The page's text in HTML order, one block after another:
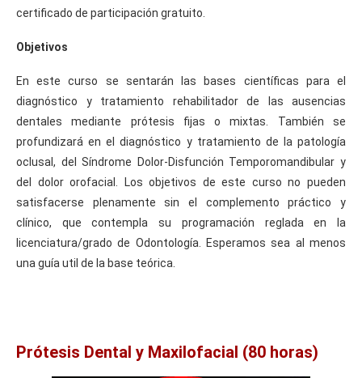
certificado de participación gratuito.
Objetivos
En este curso se sentarán las bases científicas para el
diagnóstico y tratamiento rehabilitador de las ausencias
dentales mediante prótesis fijas o mixtas. También se
profundizará en el diagnóstico y tratamiento de la patología
oclusal, del Síndrome Dolor-Disfunción Temporomandibular y
del dolor orofacial. Los objetivos de este curso no pueden
satisfacerse plenamente sin el complemento práctico y
clínico, que contempla su programación reglada en la
licenciatura/grado de Odontología. Esperamos sea al menos
una guía util de la base teórica.
Prótesis Dental y Maxilofacial (80 horas)